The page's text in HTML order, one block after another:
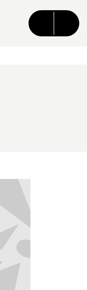
CONTENU